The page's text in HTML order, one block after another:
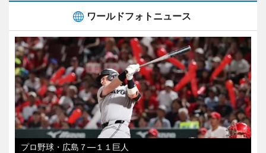
ワールドフォトニュース
プロ野球・広島７―１１巨人